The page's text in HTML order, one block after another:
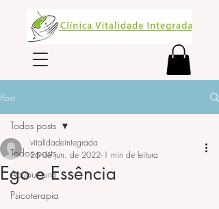
Post
Todos posts
Acupuntura
Psicoterapia
Todos posts
Ego e Essência
vitalidadeintegrada
26 de jun. de 2022 1 min de leitura